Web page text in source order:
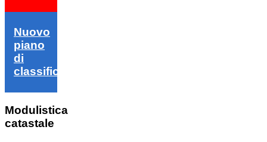
Nuovo
piano
di
classifica
Modulistica
catastale